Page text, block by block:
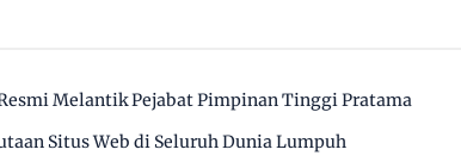
Melantik Pejabat Pimpinan Tinggi Pratama
Situs Web di Seluruh Dunia Lumpuh